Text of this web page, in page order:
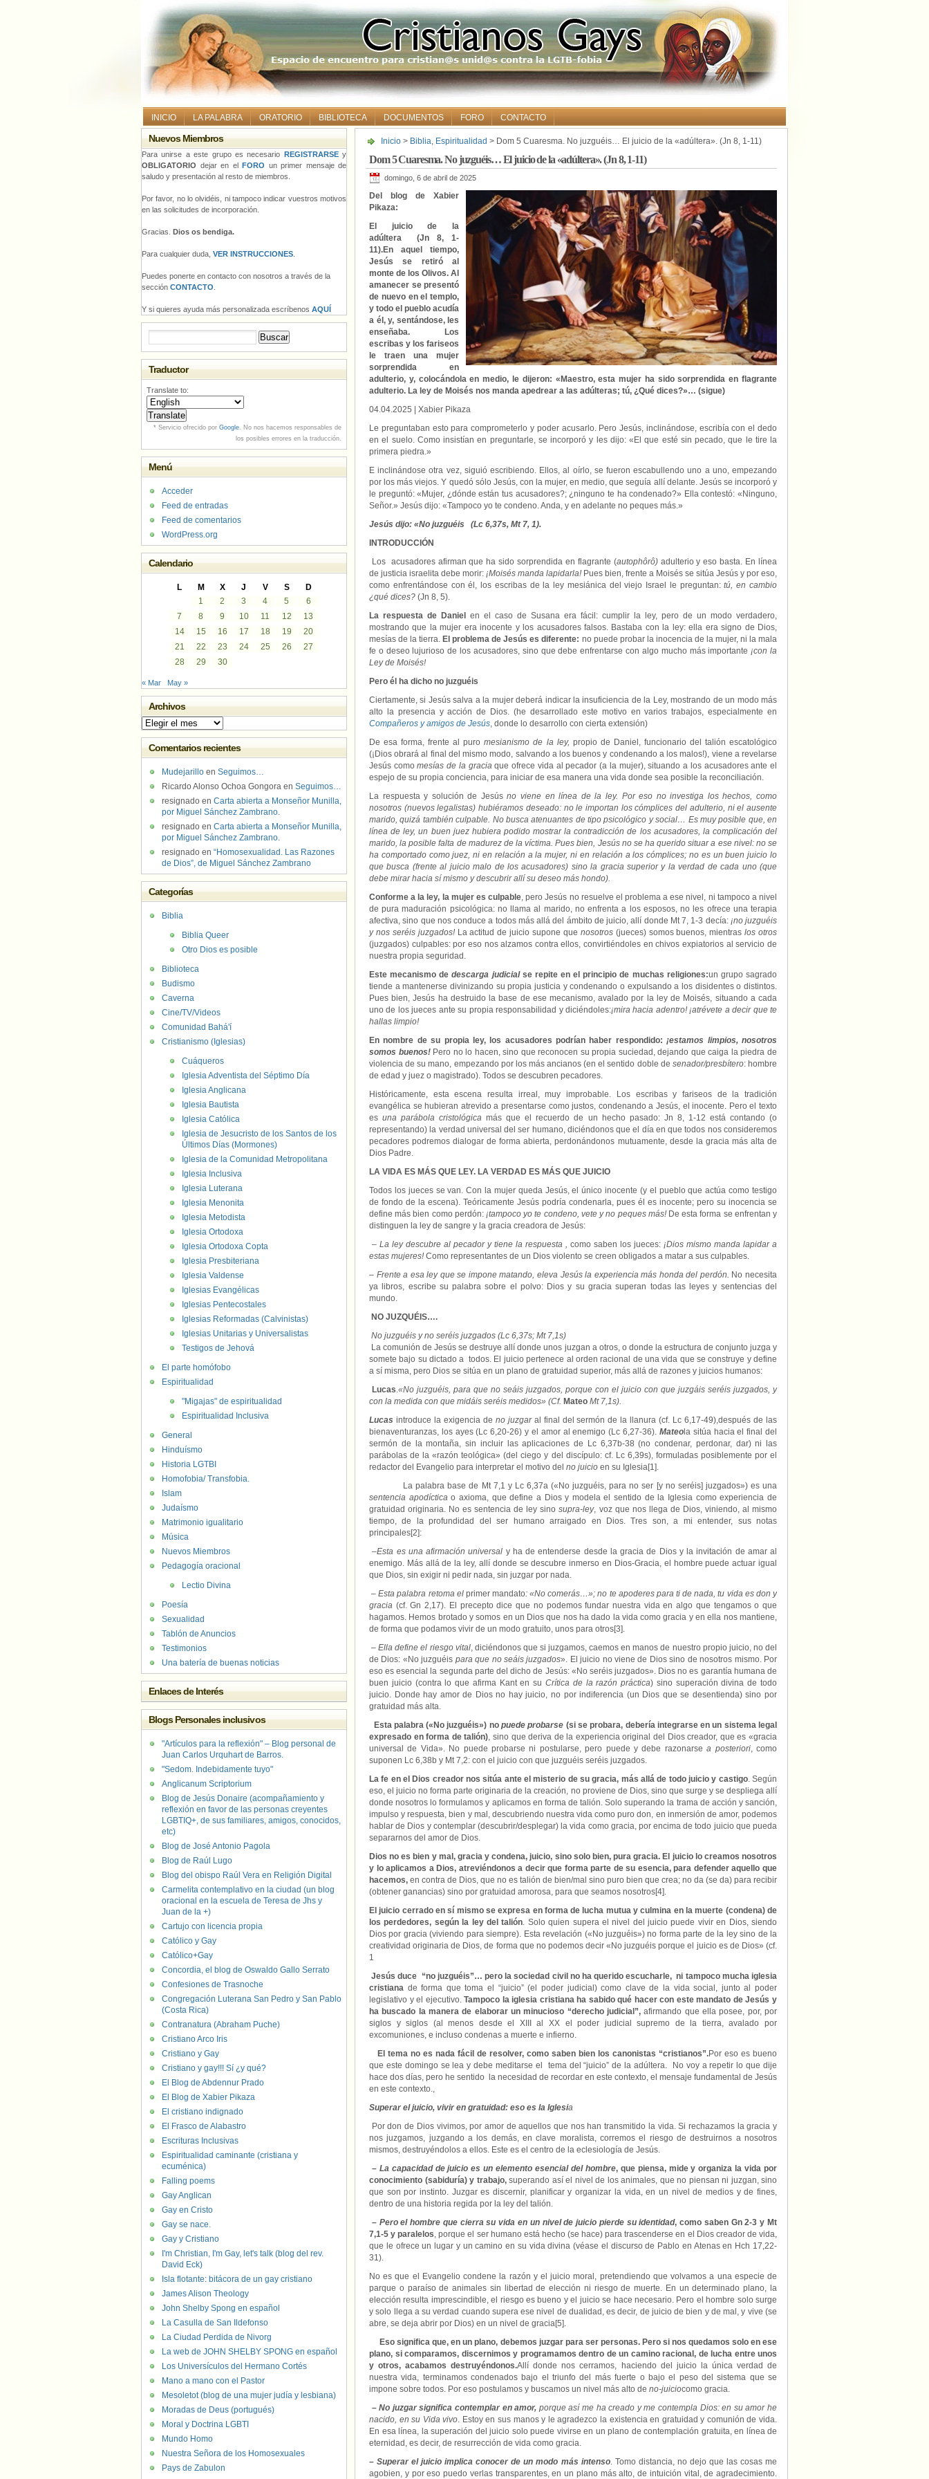
INICIO LA PALABRA ORATORIO BIBLIOTECA DOCUMENTOS FORO CONTACTO
Inicio > Biblia, Espiritualidad > Dom 5 Cuaresma. No juzguéis… El juicio de la «adúltera». (Jn 8, 1-11)
Dom 5 Cuaresma. No juzguéis… El juicio de la «adúltera». (Jn 8, 1-11)
domingo, 6 de abril de 2025
Del blog de Xabier
Pikaza:
El juicio de la
adúltera (Jn 8, 1-
11).En aquel tiempo,
Jesús se retiró al
monte de los Olivos. Al
amanecer se presentó
de nuevo en el templo,
y todo el pueblo acudía
a él, y, sentándose, les
enseñaba. Los
escribas y los fariseos
le traen una mujer
sorprendida en
adulterio, y, colocándola en medio, le dijeron: «Maestro, esta mujer ha sido sorprendida en flagrante
adulterio. La ley de Moisés nos manda apedrear a las adúlteras; tú, ¿Qué dices?»… (sigue)
04.04.2025 | Xabier Pikaza
Le preguntaban esto para comprometerlo y poder acusarlo. Pero Jesús, inclinándose, escribía con el dedo
en el suelo. Como insistían en preguntarle, se incorporó y les dijo: «El que esté sin pecado, que le tire la
primera piedra.»
E inclinándose otra vez, siguió escribiendo. Ellos, al oírlo, se fueron escabullendo uno a uno, empezando
por los más viejos. Y quedó sólo Jesús, con la mujer, en medio, que seguía allí delante. Jesús se incorporó y
le preguntó: «Mujer, ¿dónde están tus acusadores?; ¿ninguno te ha condenado?» Ella contestó: «Ninguno,
Señor.» Jesús dijo: «Tampoco yo te condeno. Anda, y en adelante no peques más.»
Jesús dijo: «No juzguéis (Lc 6,37s, Mt 7, 1).
INTRODUCCIÓN
Los acusadores afirman que ha sido sorprendida en flagrante (autophôrô) adulterio y eso basta. En línea
de justicia israelita debe morir: ¡Moisés manda lapidarla! Pues bien, frente a Moisés se sitúa Jesús y por eso,
como enfrentándose con él, los escribas de la ley mesiánica del viejo Israel le preguntan:tú, en cambio
¿qué dices? (Jn 8, 5).
La respuesta de Daniel
en el caso de Susana era fácil: cumplir la ley, pero de un modo verdadero,
mostrando que la mujer era inocente y los acusadores falsos. Bastaba con la ley: ella era signo de Dios,
mesías de la tierra. El problema de Jesús es diferente: no puede probar la inocencia de la mujer, ni la mala
fe o deseo lujurioso de los acusadores, sino que debe enfrentarse con algo mucho más importante¡con la
Ley de Moisés!
Pero él ha dicho no juzguéis
Ciertamente, si Jesús salva a la mujer deberá indicar la insuficiencia de la Ley, mostrando de un modo más
alto la presencia y acción de Dios. (he desarrollado este motivo en varios trabajos, especialmente en
Compañeros y amigos de Jesús, donde lo desarrollo con cierta extensión)
De esa forma, frente al puro mesianismo de la ley, propio de Daniel, funcionario del talión escatológico
(¡Dios obrará al final del mismo modo, salvando a los buenos y condenando a los malos!), viene a revelarse
Jesús comomesías de la graciaque ofrece vida al pecador (a la mujer), situando a los acusadores ante el
espejo de su propia conciencia, para iniciar de esa manera una vida donde sea posible la reconciliación.
La respuesta y solución de Jesúsno viene en línea de la ley. Por eso no investiga los hechos, como
nosotros (nuevos legalistas) hubiéramos deseado: no le importan los cómplices del adulterio, ni el ausente
marido, quizá también culpable. No busca atenuantes de tipo psicológico y social… Es muy posible que, en
línea de ley, un buen juez hubiera podido mostrar la contradicción de los acusadores, la complicación del
marido, la posible falta de madurez de la víctima. Pues bien, Jesús no se ha querido situar a ese nivel: no se
ha comportado como juez, ni en relación a la mujer, ni en relación a los cómplices; no es un buen juicio lo
que busca (frente al juicio malo de los acusadores) sino la gracia superior y la verdad de cada uno (que
debe mirar hacia sí mismo y descubrir allí su deseo más hondo).
Conforme a la ley, la mujer es culpable, pero Jesús no resuelve el problema a ese nivel, ni tampoco a nivel
de pura maduración psicológica: no llama al marido, no enfrenta a los esposos, no les ofrece una terapia
afectiva, sino que nos conduce a todos más allá del ámbito de juicio, allí donde Mt 7, 1-3 decía: ¡no juzguéis
y nos seréis juzgados!La actitud de juicio supone que nosotros(jueces) somos buenos, mientraslos otros
(juzgados) culpables: por eso nos alzamos contra ellos, convirtiéndoles en chivos expiatorios al servicio de
nuestra propia seguridad.
Este mecanismo dedescarga judicialse repite en el principio de muchas religiones:un grupo sagrado
tiende a mantenerse divinizando su propia justicia y condenando o expulsando a los disidentes o distintos.
Pues bien, Jesús ha destruido la base de ese mecanismo, avalado por la ley de Moisés, situando a cada
uno de los jueces ante su propia responsabilidad y diciéndoles:¡mira hacia adentro! ¡atrévete a decir que te
hallas limpio!
En nombre de su propia ley, los acusadores podrían haber respondido:¡estamos limpios, nosotros
somos buenos! Pero no lo hacen, sino que reconocen su propia suciedad, dejando que caiga la piedra de
violencia de su mano, empezando por los más ancianos (en el sentido doble de senador/presbítero: hombre
de edad y juez o magistrado). Todos se descubren pecadores.
Históricamente, esta escena resulta irreal, muy improbable. Los escribas y fariseos de la tradición
evangélica se hubieran atrevido a presentarse como justos, condenando a Jesús, el inocente. Pero el texto
esuna parábola cristológica más que el recuerdo de un hecho pasado: Jn 8, 1-12 está contando (o
representando) la verdad universal del ser humano, diciéndonos que el día en que todos nos consideremos
pecadores podremos dialogar de forma abierta, perdonándonos mutuamente, desde la gracia más alta de
Dios Padre.
LA VIDA ES MÁS QUE LEY. LA VERDAD ES MÁS QUE JUICIO
Todos los jueces se van. Con la mujer queda Jesús, el único inocente (y el pueblo que actúa como testigo
de fondo de la escena). Teóricamente Jesús podría condenarla, pues él es inocente; pero su inocencia se
define más bien como perdón:¡tampoco yo te condeno, vete y no peques más! De esta forma se enfrentan y
distinguen la ley de sangre y la gracia creadora de Jesús:
– La ley descubre al pecador y tiene la respuesta , como saben los jueces: ¡Dios mismo manda lapidar a
estas mujeres! Como representantes de un Dios violento se creen obligados a matar a sus culpables.
– Frente a esa ley que se impone matando, eleva Jesús la experiencia más honda del perdón. No necesita
ya libros, escribe su palabra sobre el polvo: Dios y su gracia superan todas las leyes y sentencias del
mundo.
NO JUZQUÉIS….
No juzguéis y no seréis juzgados (Lc 6,37s; Mt 7,1s)
La comunión de Jesús se destruye allí donde unos juzgan a otros, o donde la estructura de conjunto juzga y
somete bajo su dictado a todos. El juicio pertenece al orden racional de una vida que se construye y define
a sí misma, pero Dios se sitúa en un plano de gratuidad superior, más allá de razones y juicios humanos:
Lucas.«No juzguéis, para que no seáis juzgados, porque con el juicio con que juzgáis seréis juzgados, y
con la medida con que midáis seréis medidos» (Cf. Mateo Mt 7,1s).
Lucas introduce la exigencia de no juzgaral final del sermón de la llanura (cf. Lc 6,17-49),después de las
bienaventuranzas, los ayes (Lc 6,20-26) y el amor al enemigo (Lc 6,27-36). Mateola sitúa hacia el final del
sermón de la montaña, sin incluir las aplicaciones de Lc 6,37b-38 (no condenar, perdonar, dar) ni las
parábolas de la «razón teológica» (del ciego y del discípulo: cf. Lc 6,39s), formuladas posiblemente por el
redactor del Evangelio para interpretar el motivo del no juicio en su Iglesia[1].
La palabra base de Mt 7,1 y Lc 6,37a («No juzguéis, para no ser [y no seréis] juzgados») es una
sentencia apodícticao axioma, que define a Dios y modela el sentido de la Iglesia como experiencia de
gratuidad originaria. No es sentencia de ley sinosupra-ley, voz que nos llega de Dios, viniendo, al mismo
tiempo, de la profundidad del ser humano arraigado en Dios. Tres son, a mi entender, sus notas
principales[2]:
–Esta es una afirmación universal y ha de entenderse desde la gracia de Dios y la invitación de amar al
enemigo. Más allá de la ley, allí donde se descubre inmerso en Dios-Gracia, el hombre puede actuar igual
que Dios, sin exigir ni pedir nada, sin juzgar por nada.
– Esta palabra retoma el primer mandato: «No comerás…»; no te apoderes para ti de nada, tu vida es don y
gracia (cf. Gn 2,17). El precepto dice que no podemos fundar nuestra vida en algo que tengamos o que
hagamos. Hemos brotado y somos en un Dios que nos ha dado la vida como gracia y en ella nos mantiene,
de forma que podamos vivir de un modo gratuito, unos para otros[3].
– Ella define el riesgo vital, diciéndonos que si juzgamos, caemos en manos de nuestro propio juicio, no del
de Dios: «No juzguéis para que no seáis juzgados». El juicio no viene de Dios sino de nosotros mismo. Por
eso es esencial la segunda parte del dicho de Jesús: «No seréis juzgados». Dios no es garantía humana de
buen juicio (contra lo que afirma Kant en su Crítica de la razón práctica) sino superación divina de todo
juicio. Donde hay amor de Dios no hay juicio, no por indiferencia (un Dios que se desentienda) sino por
gratuidad más alta.
Esta palabra («No juzguéis») nopuede probarse (si se probara, debería integrarse en un sistema legal
expresado en forma de talión), sino que deriva de la experiencia original del Dios creador, que es «gracia
universal de Vida». No puede probarse ni postularse, pero puede y debe razonarsea posteriori, como
suponen Lc 6,38b y Mt 7,2: con el juicio con que juzguéis seréis juzgados.
La fe en el Dios creador nos sitúa ante el misterio de su gracia, más allá de todo juicio y castigo. Según
eso, el juicio no forma parte originaria de la creación, no proviene de Dios, sino que surge y se despliega allí
donde nosotros lo formulamos y aplicamos en forma de talión. Solo superando la trama de acción y sanción,
impulso y respuesta, bien y mal, descubriendo nuestra vida como puro don, en inmersión de amor, podemos
hablar de Dios y contemplar (descubrir/desplegar) la vida como gracia, por encima de todo juicio que pueda
separarnos del amor de Dios.
Dios no es bien y mal, gracia y condena, juicio, sino solo bien, pura gracia. El juicio lo creamos nosotros
y lo aplicamos a Dios, atreviéndonos a decir que forma parte de su esencia, para defender aquello que
hacemos, en contra de Dios, que no es talión de bien/mal sino puro bien que crea; no da (se da) para recibir
(obtener ganancias) sino por gratuidad amorosa, para que seamos nosotros[4].
El juicio cerrado en sí mismo se expresa en forma de lucha mutua y culmina en la muerte (condena) de
los perdedores, según la ley del talión. Solo quien supera el nivel del juicio puede vivir en Dios, siendo
Dios por gracia (viviendo para siempre). Esta revelación («No juzguéis») no forma parte de la ley sino de la
creatividad originaria de Dios, de forma que no podemos decir «No juzguéis porque el juicio es de Dios» (cf.
1
Jesús duce “no juzguéis”… pero la sociedad civil no ha querido escucharle, ni tampoco mucha iglesia
cristiana de forma que toma el “juicio” (el poder judicial) como clave de la vida social, junto al poder
legislativo y el ejecutivo.Tampoco la iglesia cristiana ha sabido qué hacer con este mandato de Jesús y
ha buscado la manera de elaborar un minucioso “derecho judicial”, afirmando que ella posee, por, por
siglos y siglos (al menos desde el XIII al XX el poder judicial supremo de la tierra, avalado por
excomuniones, e incluso condenas a muerte e infierno.
El tema no es nada fácil de resolver, como saben bien los canonistas “cristianos”.Por eso es bueno
que este domingo se lea y debe meditarse el tema del “juicio” de la adúltera. No voy a repetir lo que dije
hace dos días, pero he sentido la necesidad de recordar en este contexto, el mensaje fundamental de Jesús
en este contexto.,
Superar el juicio, vivir en gratuidad: eso es la Iglesia
Por don de Dios vivimos, por amor de aquellos que nos han transmitido la vida. Si rechazamos la gracia y
nos juzgamos, juzgando a los demás, en clave moralista, corremos el riesgo de destruirnos a nosotros
mismos, destruyéndolos a ellos. Este es el centro de la eclesiología de Jesús.
– La capacidad de juicio es un elemento esencial del hombre, que piensa, mide y organiza la vida por
conocimiento (sabiduría) y trabajo,superando así el nivel de los animales, que no piensan ni juzgan, sino
que son por instinto. Juzgar es discernir, planificar y organizar la vida, en un nivel de medios y de fines,
dentro de una historia regida por la ley del talión.
–Pero el hombre que cierra su vida en un nivel de juicio pierde su identidad, como saben Gn 2-3 y Mt
7,1-5 y paralelos, porque el ser humano está hecho (se hace) para trascenderse en el Dios creador de vida,
que le ofrece un lugar y un camino en su vida divina (véase el discurso de Pablo en Atenas en Hch 17,22-
31).
No es que el Evangelio condene la razón y el juicio moral, pretendiendo que volvamos a una especie de
parque o paraíso de animales sin libertad de elección ni riesgo de muerte. En un determinado plano, la
elección resulta imprescindible, el riesgo es bueno y el juicio se hace necesario. Pero el hombre solo surge
y solo llega a su verdad cuando supera ese nivel de dualidad, es decir, de juicio de bien y de mal, y vive (se
abre, se deja abrir por Dios) en un nivel de gracia[5].
Eso significa que, en un plano, debemos juzgar para ser personas. Pero si nos quedamos solo en ese
plano, si comparamos, discernimos y programamos dentro de un camino racional, de lucha entre unos
y otros, acabamos destruyéndonos.Allí donde nos cerramos, haciendo del juicio la única verdad de
nuestra vida, terminamos condenados bajo el triunfo del más fuerte o bajo el peso del sistema que se
impone sobre todos. Por eso postulamos y buscamos un nivel más alto de no-juiciocomo gracia.
–No juzgar significa contemplar en amor, porque así me ha creado y me contempla Dios: en su amor he
nacido, en su Vida vivo. Estoy en sus manos y le agradezco la existencia en gratuidad y comunión de vida.
En esa línea, la superación del juicio solo puede vivirse en un plano de contemplación gratuita, en línea de
eternidad, es decir, de resurrección de vida como gracia.
–Superar el juicio implica conocer de un modo más intenso. Tomo distancia, no dejo que las cosas me
agobien, y por eso puedo verlas transparentes, en un plano más alto, de intuición vital, de agradecimiento.
Nuevos Miembros
Para unirse a este grupo es necesario REGISTRARSEy
OBLIGATORIO dejar en el FORO un primer mensaje de
saludo y presentación al resto de miembros.
Por favor, no lo olvidéis, ni tampoco indicar vuestros motivos
en las solicitudes de incorporación.
Gracias. Dios os bendiga.
Para cualquier duda, VER INSTRUCCIONES
Puedes ponerte en contacto con nosotros a través de la
sección CONTACTO
Y si quieres ayuda más personalizada escríbenos AQUÍ
Traductor
Translate to:
* Servicio ofrecido por Google. No nos hacemos responsables de
los posibles errores en la traducción.
Menú
Acceder
Feed de entradas
Feed de comentarios
WordPress.org
Calendario
L M X J V S
D
1
2 3 4 5
6
7
8 9 10 11 12
13
14
15 16 17 18 19
20
21
22 23 24 25 26
27
28
29 30
« Mar May »
Archivos
Archivos
Comentarios recientes
Mudejarillo en Seguimos…
Ricardo Alonso Ochoa Gongora en Seguimos…
resignado en Carta abierta a Monseñor Munilla,
por Miguel Sánchez Zambrano.
resignado en Carta abierta a Monseñor Munilla,
por Miguel Sánchez Zambrano.
resignado en “Homosexualidad. Las Razones
de Dios”, de Miguel Sánchez Zambrano
Categorías
Biblia
Biblia Queer
Otro Dios es posible
Biblioteca
Budismo
Caverna
Cine/TV/Videos
Comunidad Bahá'í
Cristianismo (Iglesias)
Cuáqueros
Iglesia Adventista del Séptimo Día
Iglesia Anglicana
Iglesia Bautista
Iglesia Católica
Iglesia de Jesucristo de los Santos de los
Últimos Días (Mormones)
Iglesia de la Comunidad Metropolitana
Iglesia Inclusiva
Iglesia Luterana
Iglesia Menonita
Iglesia Metodista
Iglesia Ortodoxa
Iglesia Ortodoxa Copta
Iglesia Presbiteriana
Iglesia Valdense
Iglesias Evangélicas
Iglesias Pentecostales
Iglesias Reformadas (Calvinistas)
Iglesias Unitarias y Universalistas
Testigos de Jehová
El parte homófobo
Espiritualidad
"Migajas" de espiritualidad
Espiritualidad Inclusiva
General
Hinduísmo
Historia LGTBI
Homofobia/ Transfobia.
Islam
Judaísmo
Matrimonio igualitario
Música
Nuevos Miembros
Pedagogía oracional
Lectio Divina
Poesía
Sexualidad
Tablón de Anuncios
Testimonios
Una batería de buenas noticias
Enlaces de Interés
Blogs Personales inclusivos
"Artículos para la reflexión" – Blog personal de
Juan Carlos Urquhart de Barros.
"Sedom. Indebidamente tuyo"
Anglicanum Scriptorium
Blog de Jesús Donaire (acompañamiento y
reflexión en favor de las personas creyentes
LGBTIQ+, de sus familiares, amigos, conocidos,
etc)
Blog de José Antonio Pagola
Blog de Raúl Lugo
Blog del obispo Raúl Vera en Religión Digital
Carmelita contemplativo en la ciudad (un blog
oracional en la escuela de Teresa de Jhs y
Juan de la +)
Cartujo con licencia propia
Católico y Gay
Católico+Gay
Concordia, el blog de Oswaldo Gallo Serrato
Confesiones de Trasnoche
Congregación Luterana San Pedro y San Pablo
(Costa Rica)
Contranatura (Abraham Puche)
Cristiano Arco Iris
Cristiano y Gay
Cristiano y gay!!! Sí ¿y qué?
El Blog de Abdennur Prado
El Blog de Xabier Pikaza
El cristiano indignado
El Frasco de Alabastro
Escrituras Inclusivas
Espiritualidad caminante (cristiana y
ecuménica)
Falling poems
Gay Anglican
Gay en Cristo
Gay se nace.
Gay y Cristiano
I'm Christian, I'm Gay, let's talk (blog del rev.
David Eck)
Isla flotante: bitácora de un gay cristiano
James Alison Theology
John Shelby Spong en español
La Casulla de San Ildefonso
La Ciudad Perdida de Nivorg
La web de JOHN SHELBY SPONG en español
Los Universículos del Hermano Cortés
Mano a mano con el Pastor
Mesoletot (blog de una mujer judía y lesbiana)
Moradas de Deus (portugués)
Moral y Doctrina LGBTI
Mundo Homo
Nuestra Señora de los Homosexuales
Pays de Zabulon